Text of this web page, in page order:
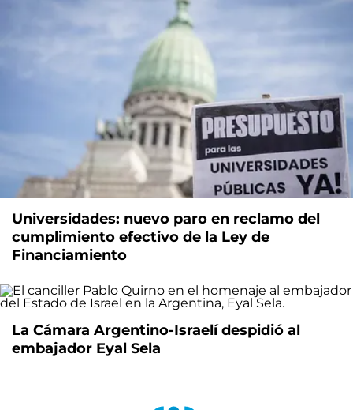
Universidades: nuevo paro en reclamo del
cumplimiento efectivo de la Ley de
Financiamiento
La Cámara Argentino-Israelí despidió al
embajador Eyal Sela